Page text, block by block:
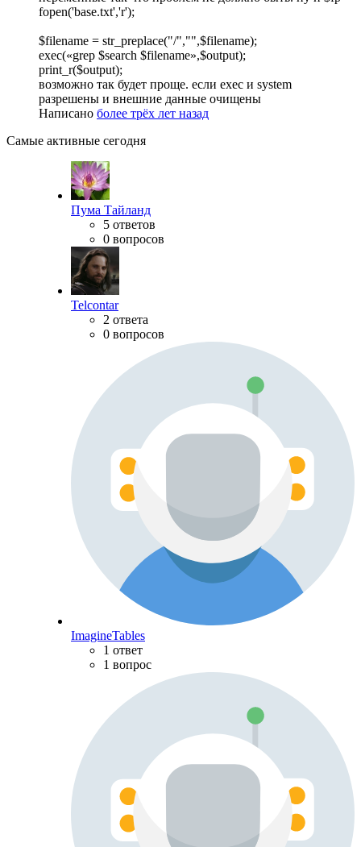
fopen('base.txt','r');
$filename = str_preplace("/","",$filename);
exec(«grep $search $filename»,$output);
print_r($output);
возможно так будет проще. если exec и system
разрешены и внешние данные очищены
Написано более трёх лет назад
Самые активные сегодня
Пума Тайланд
5 ответов
0 вопросов
Telcontar
2 ответа
0 вопросов
ImagineTables
1 ответ
1 вопрос